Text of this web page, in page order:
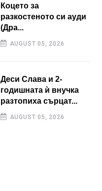
Коцето за
разкостеното си ауди
(Дра...
AUGUST 05, 2026
Деси Слава и 2-
годишната ѝ внучка
разтопиха сърцат...
AUGUST 05, 2026